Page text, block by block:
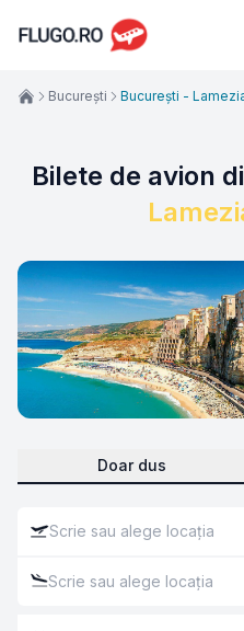
Bilete de avion
Doar dus
București București -